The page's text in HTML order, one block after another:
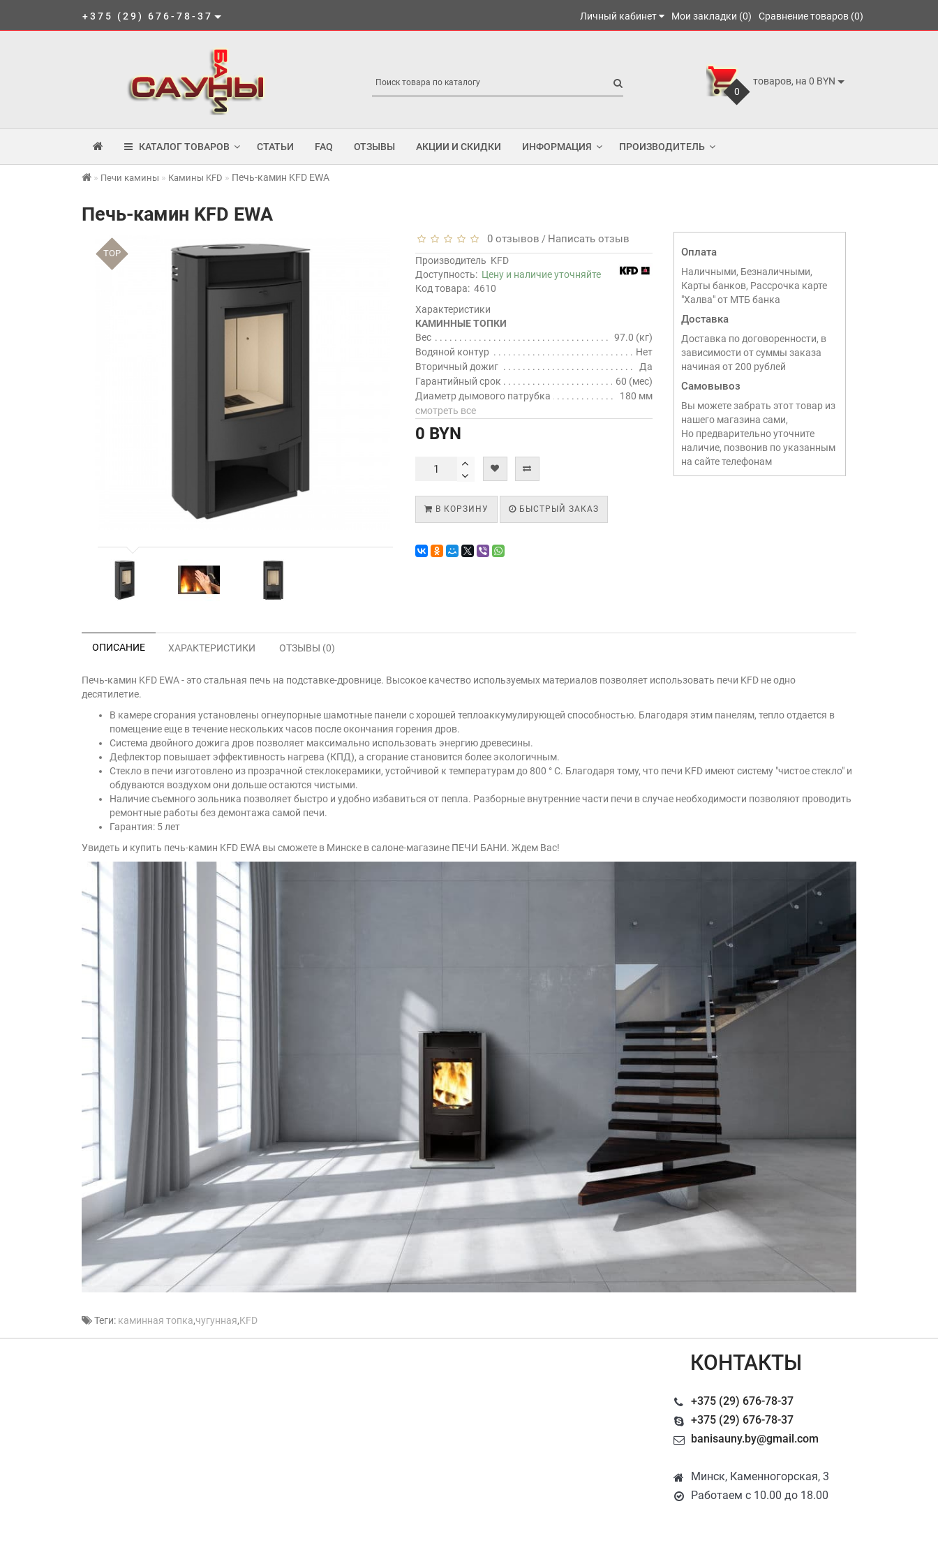
+375 (29) 676-78-37 Личный кабинет Мои закладки (0) Сравнение товаров (0)
0
товаров, на 0 BYN
КАТАЛОГ ТОВАРОВ СТАТЬИ FAQ ОТЗЫВЫ АКЦИИ И СКИДКИ ИНФОРМАЦИЯ ПРОИЗВОДИТЕЛЬ
Печи камины Камины KFD Печь-камин KFD EWA
Печь-камин KFD EWA
TOP
0 отзывов / Написать отзыв
Производитель KFD
Доступность: Цену и наличие уточняйте
Код товара: 4610
Характеристики
КАМИННЫЕ ТОПКИ
Вес
97.0 (кг)
Водяной контур
Нет
Вторичный дожиг
Да
Гарантийный срок
60 (мес)
Диаметр дымового патрубка
180 мм
смотреть все
0 BYN
В КОРЗИНУ БЫСТРЫЙ ЗАКАЗ
Оплата
Наличными, Безналичными,
Карты банков, Рассрочка карте
"Халва" от МТБ банка
Доставка
Доставка по договоренности, в
зависимости от суммы заказа
начиная от 200 рублей
Самовывоз
Вы можете забрать этот товар из
нашего магазина сами,
Но предварительно уточните
наличие, позвонив по указанным
на сайте телефонам
ОПИСАНИЕ ХАРАКТЕРИСТИКИ ОТЗЫВЫ (0)
Печь-камин KFD EWA - это стальная печь на подставке-дровнице. Высокое качество используемых материалов позволяет использовать печи KFD не одно
десятилетие.
В камере сгорания установлены огнеупорные шамотные панели с хорошей теплоаккумулирующей способностью. Благодаря этим панелям, тепло отдается в
помещение еще в течение нескольких часов после окончания горения дров.
Система двойного дожига дров позволяет максимально использовать энергию древесины.
Дефлектор повышает эффективность нагрева (КПД), а сгорание становится более экологичным.
Cтекло в печи изготовлено из прозрачной стеклокерамики, устойчивой к температурам до 800 ° C. Благодаря тому, что печи KFD имеют систему "чистое стекло" и
обдуваются воздухом они дольше остаются чистыми.
Наличие съемного зольника позволяет быстро и удобно избавиться от пепла. Разборные внутренние части печи в случае необходимости позволяют проводить
ремонтные работы без демонтажа самой печи.
Гарантия: 5 лет
Увидеть и купить печь-камин KFD EWA вы сможете в Минске в салоне-магазине ПЕЧИ БАНИ. Ждем Вас!
Теги: каминная топка,чугунная,KFD
КОНТАКТЫ
+375 (29) 676-78-37
+375 (29) 676-78-37
banisauny.by@gmail.com
Минск, Каменногорская, 3
Работаем с 10.00 до 18.00